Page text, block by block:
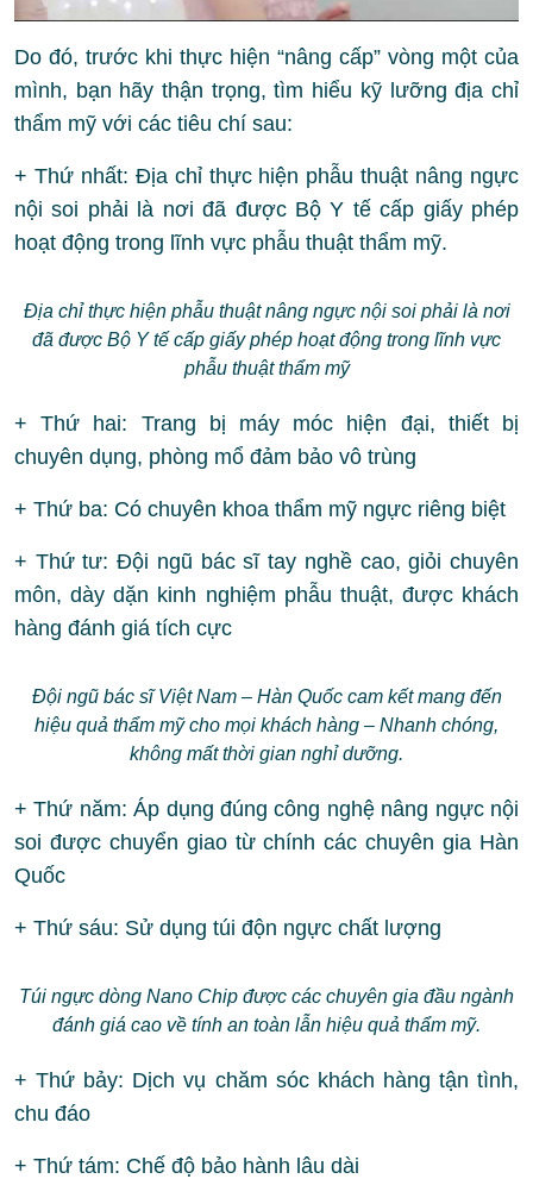
Do đó, trước khi thực hiện “nâng cấp” vòng một của
mình, bạn hãy thận trọng, tìm hiểu kỹ lưỡng địa chỉ
thẩm mỹ với các tiêu chí sau:
+ Thứ nhất: Địa chỉ thực hiện phẫu thuật nâng ngực
nội soi phải là nơi đã được Bộ Y tế cấp giấy phép
hoạt động trong lĩnh vực phẫu thuật thẩm mỹ.
Địa chỉ thực hiện phẫu thuật nâng ngực nội soi phải là nơi
đã được Bộ Y tế cấp giấy phép hoạt động trong lĩnh vực
phẫu thuật thẩm mỹ
+ Thứ hai: Trang bị máy móc hiện đại, thiết bị
chuyên dụng, phòng mổ đảm bảo vô trùng
+ Thứ ba: Có chuyên khoa thẩm mỹ ngực riêng biệt
+ Thứ tư: Đội ngũ bác sĩ tay nghề cao, giỏi chuyên
môn, dày dặn kinh nghiệm phẫu thuật, được khách
hàng đánh giá tích cực
Đội ngũ bác sĩ Việt Nam – Hàn Quốc cam kết mang đến
hiệu quả thẩm mỹ cho mọi khách hàng – Nhanh chóng,
không mất thời gian nghỉ dưỡng.
+ Thứ năm: Áp dụng đúng công nghệ nâng ngực nội
soi được chuyển giao từ chính các chuyên gia Hàn
Quốc
+ Thứ sáu: Sử dụng túi độn ngực chất lượng
Túi ngực dòng Nano Chip được các chuyên gia đầu ngành
đánh giá cao về tính an toàn lẫn hiệu quả thẩm mỹ.
+ Thứ bảy: Dịch vụ chăm sóc khách hàng tận tình,
chu đáo
+ Thứ tám: Chế độ bảo hành lâu dài